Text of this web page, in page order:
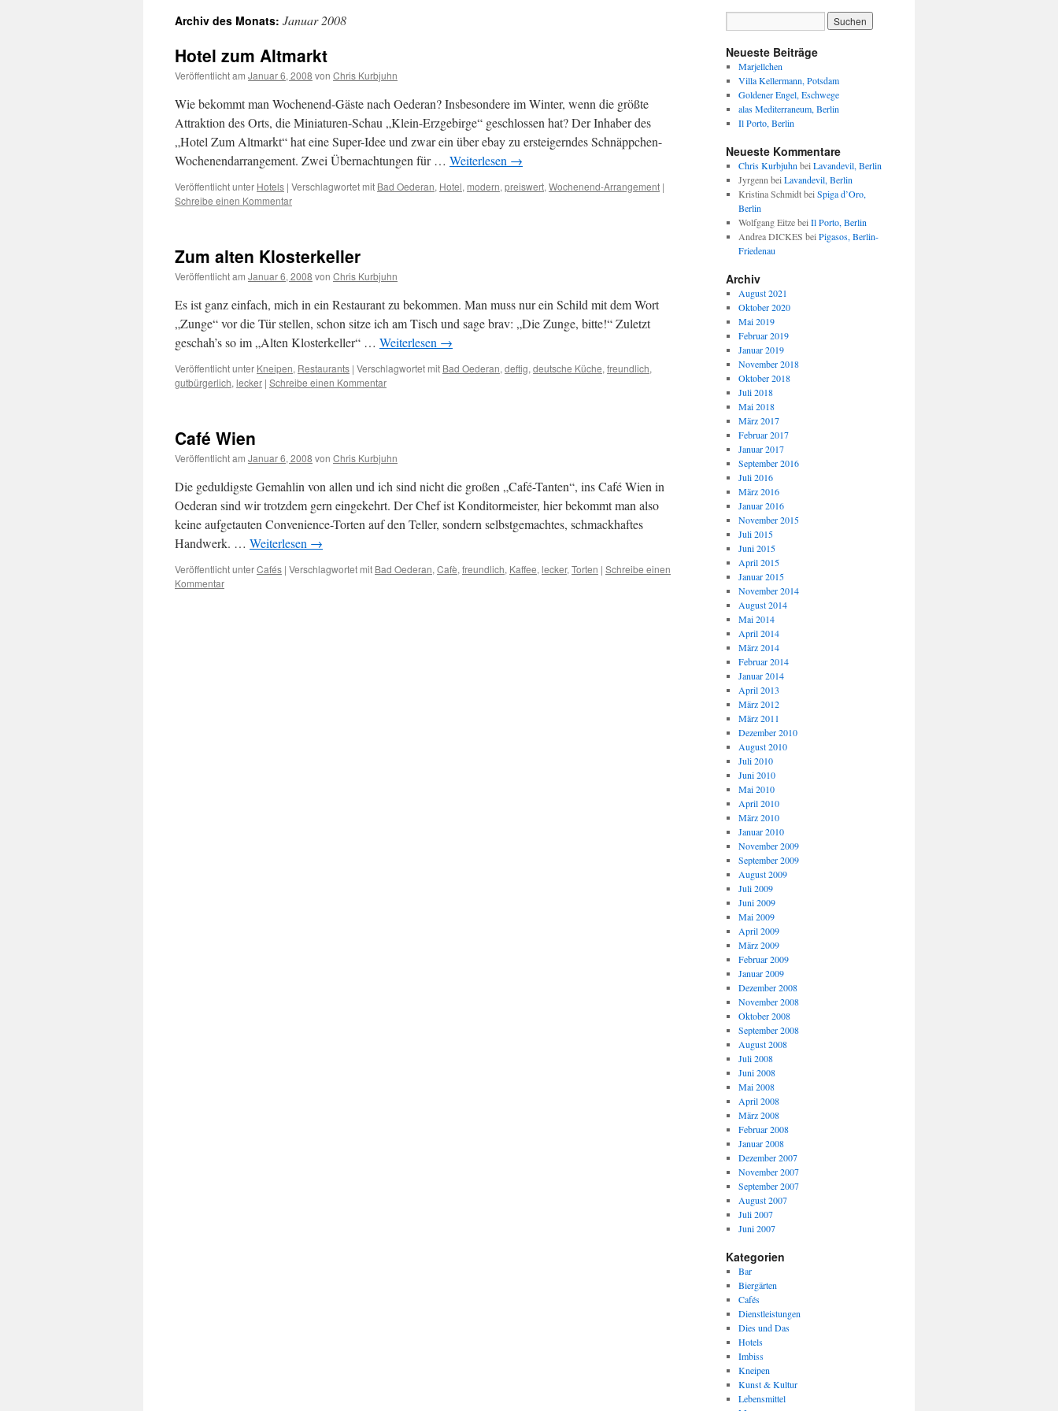
Archiv des Monats: Januar 2008
Hotel zum Altmarkt
Veröffentlicht am Januar 6, 2008 von Chris Kurbjuhn
Wie bekommt man Wochenend-Gäste nach Oederan? Insbesondere im Winter, wenn die größte
Attraktion des Orts, die Miniaturen-Schau „Klein-Erzgebirge“ geschlossen hat? Der Inhaber des
„Hotel Zum Altmarkt“ hat eine Super-Idee und zwar ein über ebay zu ersteigerndes Schnäppchen-
Wochenendarrangement. Zwei Übernachtungen für … Weiterlesen →
Veröffentlicht unter Hotels | Verschlagwortet mit Bad Oederan, Hotel, modern, preiswert, Wochenend-Arrangement |
Schreibe einen Kommentar
Zum alten Klosterkeller
Veröffentlicht am Januar 6, 2008 von Chris Kurbjuhn
Es ist ganz einfach, mich in ein Restaurant zu bekommen. Man muss nur ein Schild mit dem Wort
„Zunge“ vor die Tür stellen, schon sitze ich am Tisch und sage brav: „Die Zunge, bitte!“ Zuletzt
geschah’s so im „Alten Klosterkeller“ … Weiterlesen →
Veröffentlicht unter Kneipen, Restaurants | Verschlagwortet mit Bad Oederan, deftig, deutsche Küche, freundlich,
gutbürgerlich, lecker | Schreibe einen Kommentar
Café Wien
Veröffentlicht am Januar 6, 2008 von Chris Kurbjuhn
Die geduldigste Gemahlin von allen und ich sind nicht die großen „Café-Tanten“, ins Café Wien in
Oederan sind wir trotzdem gern eingekehrt. Der Chef ist Konditormeister, hier bekommt man also
keine aufgetauten Convenience-Torten auf den Teller, sondern selbstgemachtes, schmackhaftes
Handwerk. … Weiterlesen →
Veröffentlicht unterCafés | Verschlagwortet mit Bad Oederan, Cafè, freundlich, Kaffee, lecker, Torten | Schreibe einen
Kommentar
Neueste Beiträge
Marjellchen
Villa Kellermann, Potsdam
Goldener Engel, Eschwege
alas Mediterraneum, Berlin
Il Porto, Berlin
Neueste Kommentare
Chris Kurbjuhn bei Lavandevil, Berlin
Jyrgenn bei Lavandevil, Berlin
Kristina Schmidtbei Spiga d’Oro,
Berlin
Wolfgang Eitzebei Il Porto, Berlin
Andrea DICKES bei Pigasos, Berlin-
Friedenau
Archiv
August 2021
Oktober 2020
Mai 2019
Februar 2019
Januar 2019
November 2018
Oktober 2018
Juli 2018
Mai 2018
März 2017
Februar 2017
Januar 2017
September 2016
Juli 2016
März 2016
Januar 2016
November 2015
Juli 2015
Juni 2015
April 2015
Januar 2015
November 2014
August 2014
Mai 2014
April 2014
März 2014
Februar 2014
Januar 2014
April 2013
März 2012
März 2011
Dezember 2010
August 2010
Juli 2010
Juni 2010
Mai 2010
April 2010
März 2010
Januar 2010
November 2009
September 2009
August 2009
Juli 2009
Juni 2009
Mai 2009
April 2009
März 2009
Februar 2009
Januar 2009
Dezember 2008
November 2008
Oktober 2008
September 2008
August 2008
Juli 2008
Juni 2008
Mai 2008
April 2008
März 2008
Februar 2008
Januar 2008
Dezember 2007
November 2007
September 2007
August 2007
Juli 2007
Juni 2007
Kategorien
Bar
Biergärten
Cafés
Dienstleistungen
Dies und Das
Hotels
Imbiss
Kneipen
Kunst & Kultur
Lebensmittel